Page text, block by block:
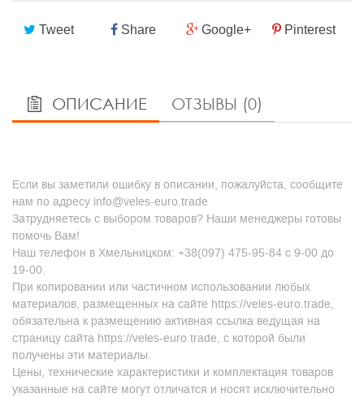
Tweet Share Google+ Pinterest
ОПИСАНИЕ ОТЗЫВЫ (0)
Если вы заметили ошибку в описании, пожалуйста, сообщите
нам по адресу info@veles-euro.trade
Затрудняетесь с выбором товаров? Наши менеджеры готовы
помочь Вам!
Наш телефон в Хмельницком: +38(097) 475-95-84 с 9-00 до
19-00.
При копировании или частичном использовании любых
материалов, размещенных на сайте https://veles-euro.trade,
обязательна к размещению активная ссылка ведущая на
страницу сайта https://veles-euro.trade, с которой были
получены эти материалы.
Цены, технические характеристики и комплектация товаров
указанные на сайте могут отличатся и носят исключительно